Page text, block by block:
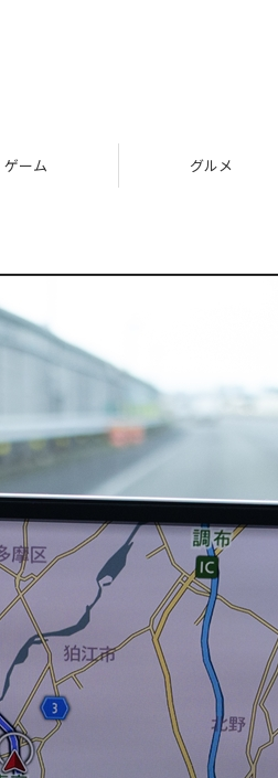
ゲーム グルメ